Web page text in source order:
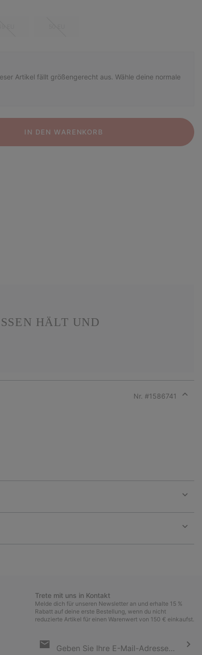
Artikel fällt größengerecht aus. Wähle deine normale
IN DEN WARENKORB
HÄLT UND S
Nr. #1586741
or
or
Trete mit uns in Kontakt
Melde dich für unseren Newsletter an und erhalte 15 %
Rabatt auf deine erste Bestellung, wenn du nicht
reduzierte Artikel für einen Warenwert von 150 € einkaufst.
Anmeldung